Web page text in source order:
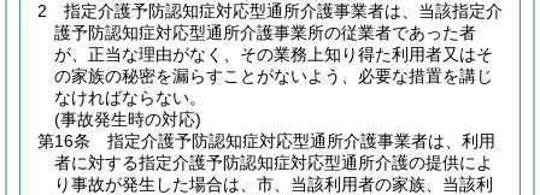
2
指定介護予防認知症対応型通所介護事業者は、当該指定介
護予防認知症対応型通所介護事業所の従業者であった者
が、正当な理由がなく、その業務上知り得た利用者又はそ
の家族の秘密を漏らすことがないよう、必要な措置を講じ
なければならない。
(事故発生時の対応)
第16条
指定介護予防認知症対応型通所介護事業者は、利用
者に対する指定介護予防認知症対応型通所介護の提供によ
り事故が発生した場合は、市、当該利用者の家族、当該利